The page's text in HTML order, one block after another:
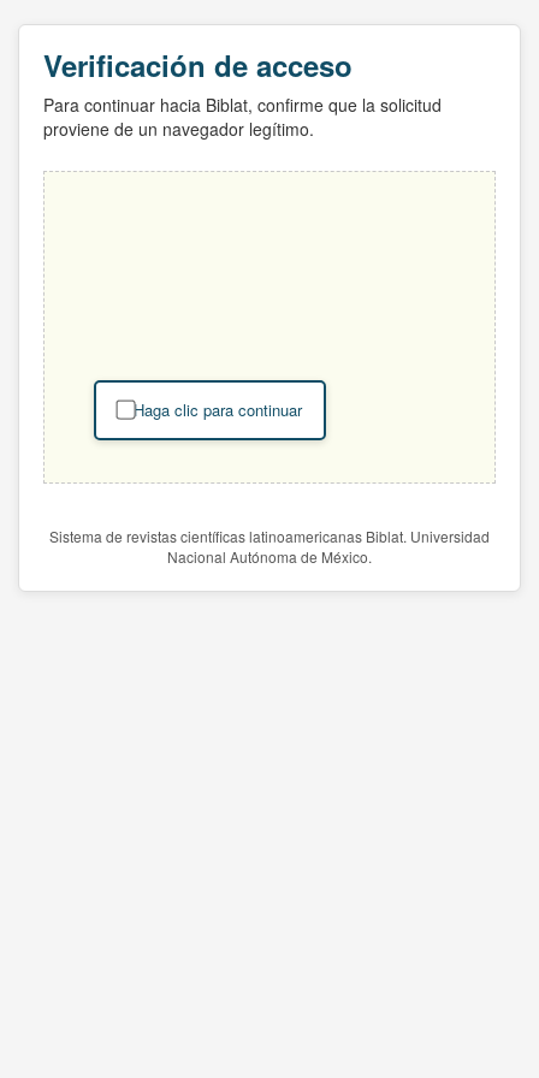
Verificación de acceso
Para continuar hacia Biblat, confirme que la solicitud
proviene de un navegador legítimo.
Haga clic para continuar
Sistema de revistas científicas latinoamericanas Biblat. Universidad
Nacional Autónoma de México.